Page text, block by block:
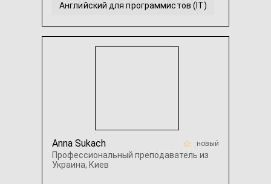
Английский для программистов (IT)
Американский английский ...
Anna Sukach
Профессиональный преподаватель из
Украина, Киев
новый